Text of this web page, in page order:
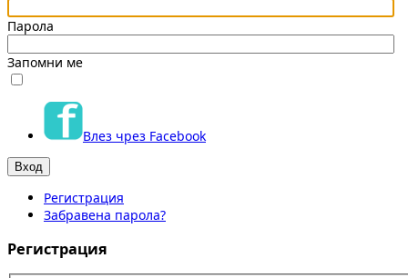
Парола
Запомни ме
Влез чрез Facebook
Регистрация
Забравена парола?
Регистрация